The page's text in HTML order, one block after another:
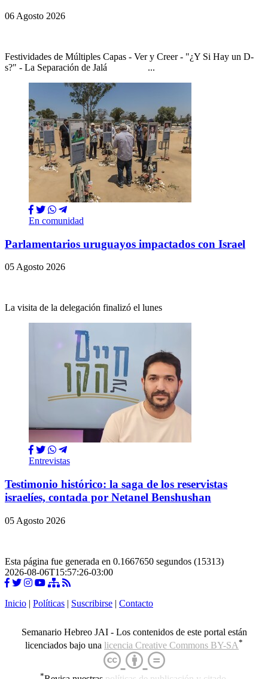
06 Agosto 2026
Festividades de Múltiples Capas - Ver y Creer - "¿Y Si Hay un D-
s?" - La Separación de Jalá ...
En comunidad
Parlamentarios uruguayos impactados con Israel
05 Agosto 2026
La visita de la delegación finalizó el lunes
Entrevistas
Testimonio histórico: la saga de los reservistas
israelíes, contada por Netanel Benshushan
05 Agosto 2026
Esta página fue generada en 0.1667650 segundos (15313)
2026-08-06T15:57:26-03:00
Inicio | Políticas | Suscribirse | Contacto
Semanario Hebreo JAI - Los contenidos de este portal están
licenciados bajo una licencia Creative Commons BY-SA*
*